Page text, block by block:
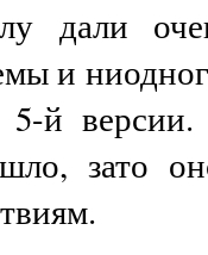
дали
и
5-й
зато